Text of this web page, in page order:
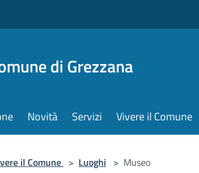
di Grezzana
Novità Servizi Vivere il Comune
il Comune > Luoghi > Museo